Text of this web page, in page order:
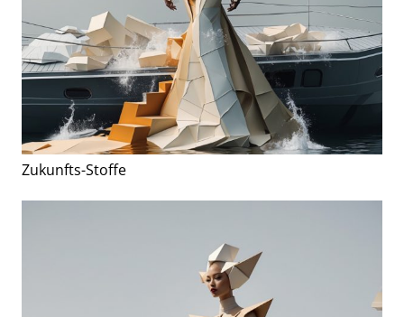
Zukunfts-Stoffe